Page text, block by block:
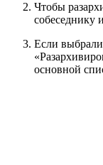
Чтобы
собеседнику
Если
основной